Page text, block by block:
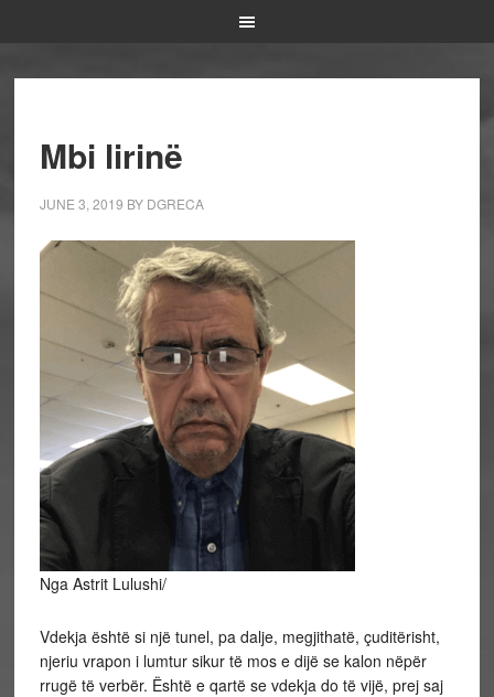
Mbi lirinë
JUNE 3, 2019 BY DGRECA
Nga Astrit Lulushi/
Vdekja është si një tunel, pa dalje, megjithatë, çuditërisht,
njeriu vrapon i lumtur sikur të mos e dijë se kalon nëpër
rrugë të verbër. Është e qartë se vdekja do të vijë, prej saj